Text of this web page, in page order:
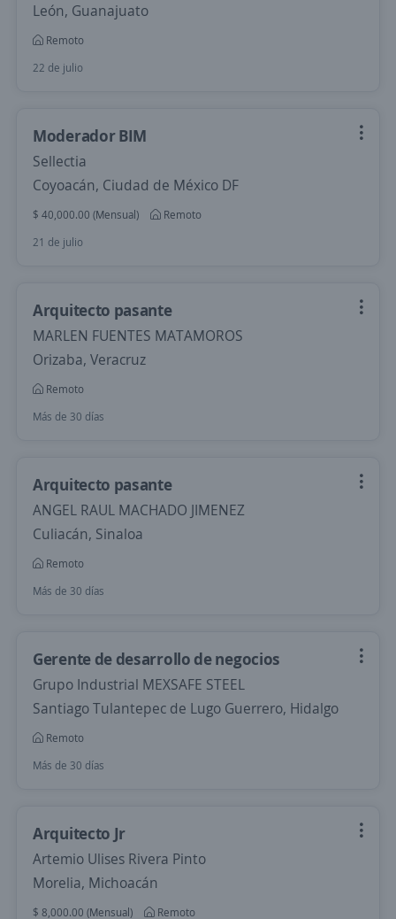
León, Guanajuato
Remoto
22 de julio
Moderador BIM
Sellectia
Coyoacán, Ciudad de México DF
$ 40,000.00 (Mensual)
Remoto
21 de julio
Arquitecto pasante
MARLEN FUENTES MATAMOROS
Orizaba, Veracruz
Remoto
Más de 30 días
Arquitecto pasante
ANGEL RAUL MACHADO JIMENEZ
Culiacán, Sinaloa
Remoto
Más de 30 días
Gerente de desarrollo de negocios
Grupo Industrial MEXSAFE STEEL
Santiago Tulantepec de Lugo Guerrero, Hidalgo
Remoto
Más de 30 días
Arquitecto Jr
Artemio Ulises Rivera Pinto
Morelia, Michoacán
$ 8,000.00 (Mensual)
Remoto